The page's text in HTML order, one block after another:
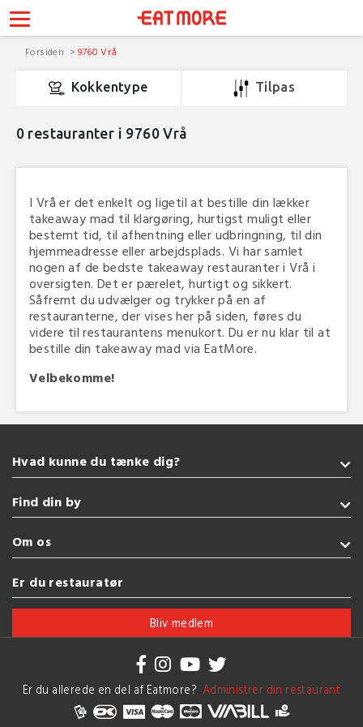
Forsiden 9760 Vrå
Kokkentype Tilpas
0 restauranter i 9760 Vrå
I Vrå er det enkelt og ligetil at bestille din lækker
takeaway mad til klargøring, hurtigst muligt eller
bestemt tid, til afhentning eller udbringning, til din
hjemmeadresse eller arbejdsplads. Vi har samlet
nogen af de bedste takeaway restauranter i Vrå i
oversigten. Det er pærelet, hurtigt og sikkert.
Såfremt du udvælger og trykker på en af
restauranterne, der vises her på siden, føres du
videre til restaurantens menukort. Du er nu klar til at
bestille din takeaway mad via EatMore.
Velbekomme!
Hvad kunne du tænke dig?
Takeaway
Italiensk
Amerikansk
Tyrkisk
Se flere køkkener
Find din by
Sønderborg
Kolding
Esbjerg
Vejle
Om os
Handelsbetingelser
Brug af cookies
Er du restauratør
Bliv medlem
Er du allerede en del af Eatmore? Administrer din restaurant